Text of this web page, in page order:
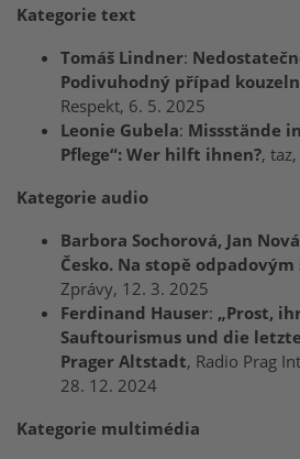
Kategorie text
Tomáš Lindner:
Podivuhodný případ
Respekt, 6. 5. 2025
Leonie Gubela: Missstände
Pflege“: Wer hilft ihnen?,
Kategorie audio
Barbora Sochorová, Jan
Česko. Na stopě
Zprávy, 12. 3. 2025
Ferdinand Hauser: „Prost,
Sauftourismus und die
Prager Altstadt, Radio Prag
28. 12. 2024
Kategorie multimédia